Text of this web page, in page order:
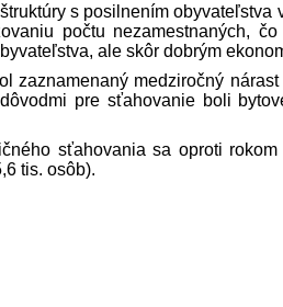
s posilnením
počtu nezamestnaných,
ale skôr dobrým
zaznamenaný medziročný
pre sťahovanie boli
sťahovania sa oproti
tis. osôb).